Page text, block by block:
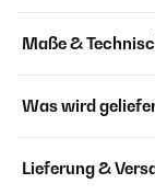
Maße &
Was wird
Lieferung &